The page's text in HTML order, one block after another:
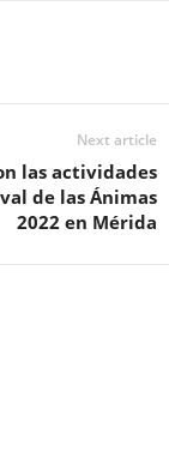
Next article
las actividades
de las Ánimas
2022 en Mérida